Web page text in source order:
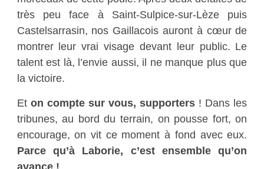
très peu face à Saint-Sulpice-sur-Lèze puis
Castelsarrasin, nos Gaillacois auront à cœur de
montrer leur vrai visage devant leur public. Le
talent est là, l’envie aussi, il ne manque plus que
la victoire.
Et on compte sur vous, supporters ! Dans les
tribunes, au bord du terrain, on pousse fort, on
encourage, on vit ce moment à fond avec eux.
Parce qu’à Laborie, c’est ensemble qu’on
avance !